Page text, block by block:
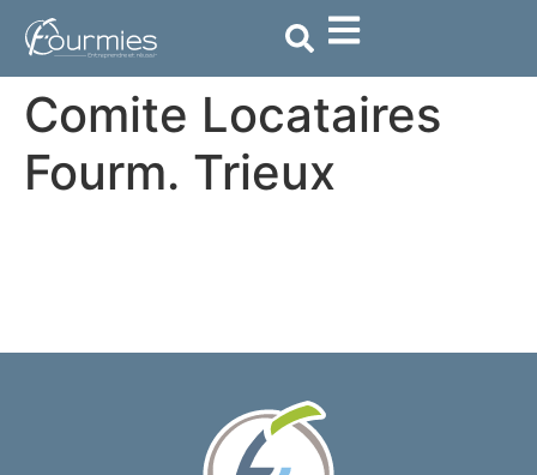
principal
Comite Locataires
Fourm. Trieux